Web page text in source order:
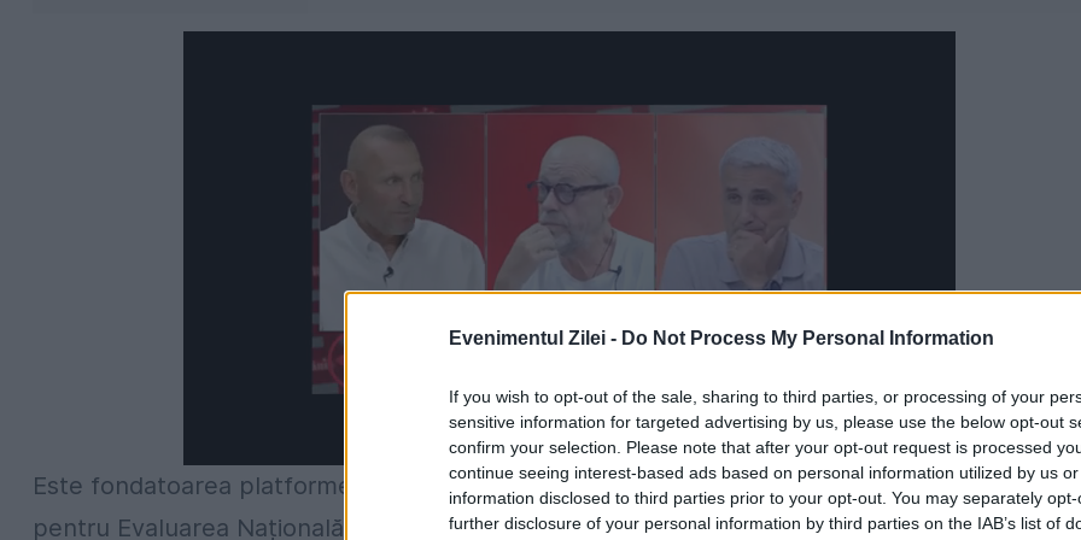
Evenimentul Zilei - Do Not Process My Personal Information
If you wish to opt-out of the sale, sharing to third parties, or processing of your
sensitive information for targeted advertising by us, please use the below opt-out
confirm your selection. Please note that after your opt-out request is processed
continue seeing interest-based ads based on personal information utilized by us
information disclosed to third parties prior to your opt-out. You may separately
further disclosure of your personal information by third parties on the IAB’s list of
Este fondatoarea platformei meditatiematematica.ro, unde sute de elevi au fost pregătiți
pentru Evaluarea Națională și Bacalaureat, obținând rezultate remarcabile. De-a lungul